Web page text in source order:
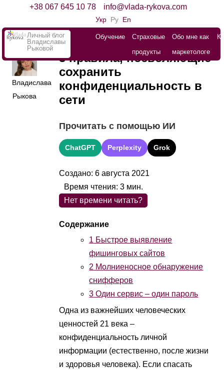
+38 067 645 10 78 info@vlada-rykova.com
Укр Ру En
Личный блог
Владиславы
Рыковой
Обучение
Страховые
продукты
Обо мне как
маркетологе
Владислава
Рыкова
3 правила, позволяющие
сохранить
конфиденциальность в
сети
Прочитать с помощью ИИ
ChatGPT Perplexity Grok
Создано: 6 августа 2021
Нет времени читать?
1 Быстрое выявление
фишинговых сайтов
2 Молниеносное обнаружение
снифферов
3 Один сервис – один пароль
Время чтения:3 мин.
Одна из важнейших человеческих
ценностей 21 века –
конфиденциальность личной
информации (естественно, после жизни
и здоровья человека). Если спасать